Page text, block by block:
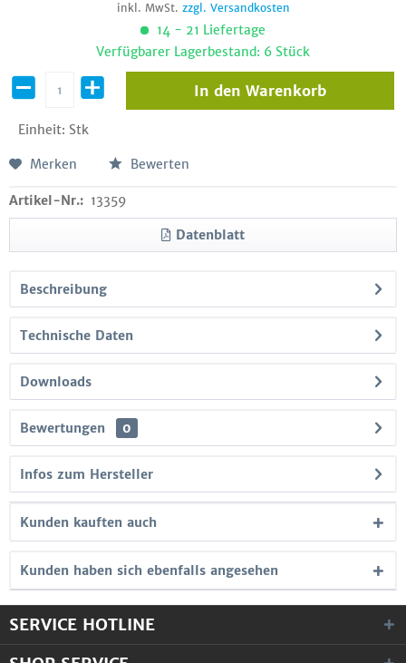
inkl. MwSt. zzgl. Versandkosten
14 - 21 Liefertage
Verfügbarer Lagerbestand: 6 Stück
Einheit: Stk
In den Warenkorb
Merken Bewerten
Artikel-Nr.: 13359
Datenblatt
Beschreibung
Technische Daten
Downloads
Bewertungen 0
Infos zum Hersteller
Kunden kauften auch
Kunden haben sich ebenfalls angesehen
SERVICE HOTLINE